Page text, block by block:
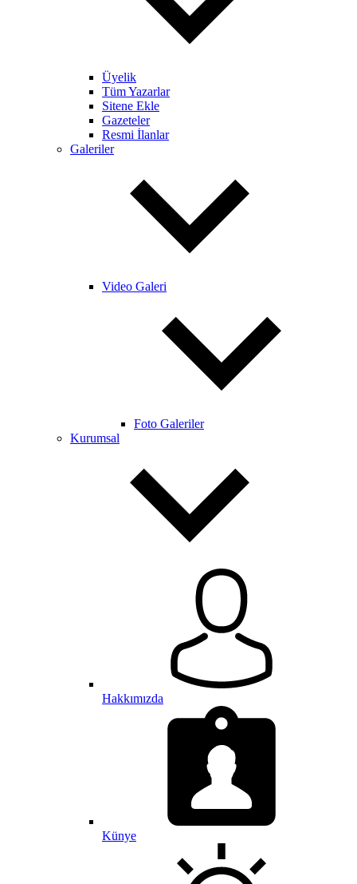
Üyelik
Tüm Yazarlar
Sitene Ekle
Gazeteler
Resmi İlanlar
Galeriler
Video Galeri
Foto Galeriler
Kurumsal
Hakkımızda
Künye